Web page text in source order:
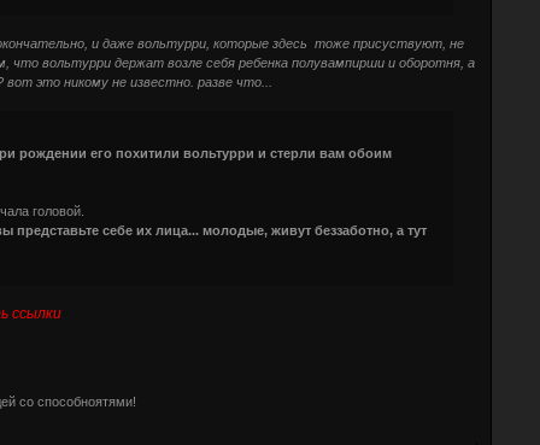
и даже вольтурри, которые здесь тоже присуствуют, не
что вольтурри держат возле себя ребенка полувампирши и оборотня, а
это никому не известно. разве что...
рождении его похитили вольтурри и стерли вам обоим
головой.
себе их лица... молодые, живут беззаботно, а тут
ссылки
со способноятями!